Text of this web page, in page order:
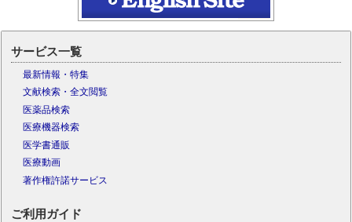
サービス一覧
最新情報・特集
文献検索・全文閲覧
医薬品検索
医療機器検索
医学書通販
医療動画
著作権許諾サービス
ご利用ガイド